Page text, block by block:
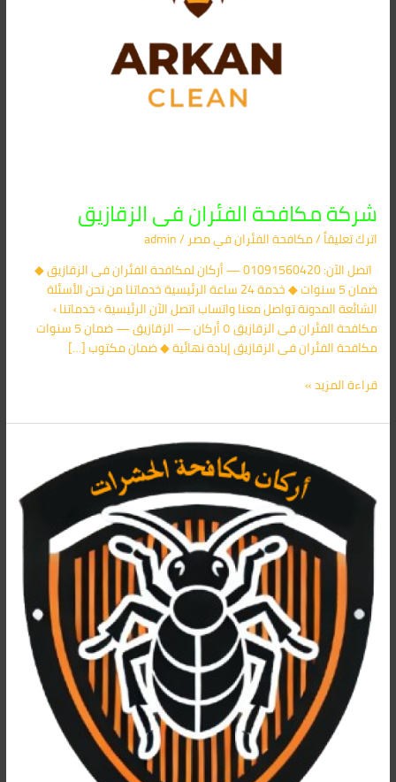
شركة مكافحة الفئران فى الزقازيق
اترك تعليقاً/مكافحة الفئران​ في مصر/
admin
اتصل الآن: 01091560420 — أركان لمكافحة الفئران فى الزقازيق ◆
ضمان 5 سنوات ◆ خدمة 24 ساعة الرئيسية خدماتنا من نحن الأسئلة
الشائعة المدونة تواصل معنا واتساب اتصل الآن الرئيسية › خدماتنا ›
مكافحة الفئران فى الزقازيق ٥ أركان — الزقازيق — ضمان 5 سنوات
مكافحة الفئران فى الزقازيق إبادة نهائية ◆ ضمان مكتوب […]
قراءة المزيد »
في
أبو
حماد